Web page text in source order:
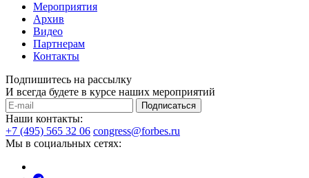
Мероприятия
Архив
Видео
Партнерам
Контакты
Подпишитесь на рассылку
И всегда будете в курсе наших мероприятий
Подписаться
Наши контакты:
+7 (495) 565 32 06 congress@forbes.ru
Мы в социальных сетях: